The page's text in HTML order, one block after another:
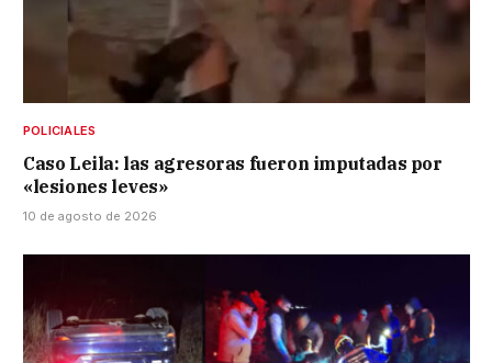
POLICIALES
Caso Leila: las agresoras fueron imputadas por
«lesiones leves»
10 de agosto de 2026